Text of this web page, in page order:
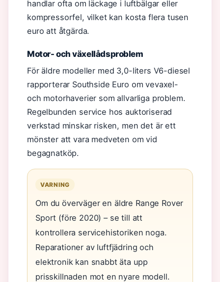
handlar ofta om läckage i luftbälgar eller
kompressorfel, vilket kan kosta flera tusen
euro att åtgärda.
Motor- och växellådsproblem
För äldre modeller med 3,0-liters V6-diesel
rapporterar Southside Euro om vevaxel-
och motorhaverier som allvarliga problem.
Regelbunden service hos auktoriserad
verkstad minskar risken, men det är ett
mönster att vara medveten om vid
begagnatköp.
VARNING
Om du överväger en äldre Range Rover
Sport (före 2020) – se till att
kontrollera servicehistoriken noga.
Reparationer av luftfjädring och
elektronik kan snabbt äta upp
prisskillnaden mot en nyare modell.